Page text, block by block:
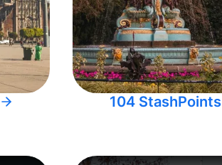
104 StashPoints